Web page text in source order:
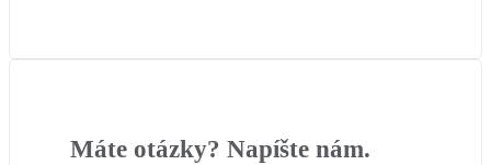
Máte otázky? Napíšte nám.